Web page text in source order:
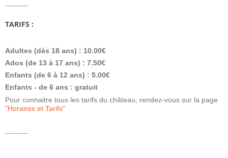
---------
TARIFS :
Adultes (dès 18 ans) : 10.00€
Ados (de 13 à 17 ans) : 7.50€
Enfants (de 6 à 12 ans) : 5.00€
Enfants - de 6 ans : gratuit
Pour connaitre tous les tarifs du château, rendez-vous sur la page
"Horaires et Tarifs"
---------